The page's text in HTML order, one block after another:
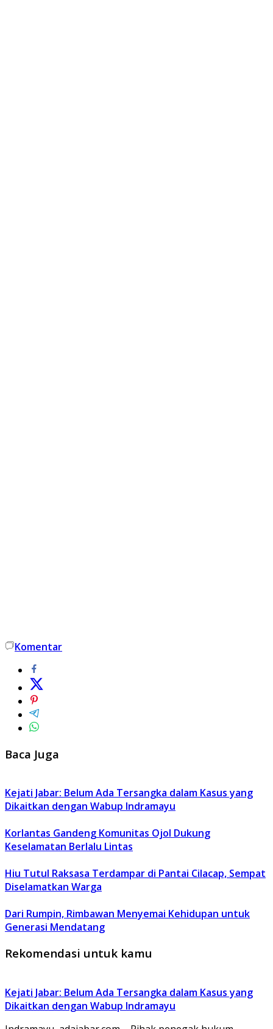
Komentar
Baca Juga
Kejati Jabar: Belum Ada Tersangka dalam Kasus yang
Dikaitkan dengan Wabup Indramayu
Korlantas Gandeng Komunitas Ojol Dukung
Keselamatan Berlalu Lintas
Hiu Tutul Raksasa Terdampar di Pantai Cilacap, Sempat
Diselamatkan Warga
Dari Rumpin, Rimbawan Menyemai Kehidupan untuk
Generasi Mendatang
Rekomendasi untuk kamu
Kejati Jabar: Belum Ada Tersangka dalam Kasus yang
Dikaitkan dengan Wabup Indramayu